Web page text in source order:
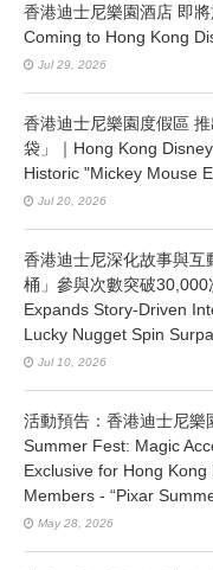
香港迪士尼樂園酒店 即
Coming to Hong Kong
Jul 29, 2026
香港迪士尼樂園度假區
袋」｜Hong Kong
Historic "Mickey Mouse
Jul 20, 2026
香港迪士尼深化故事與
桶」參與次數突破
Expands Story-Driven
Lucky Nugget Spin
Jul 10, 2026
活動預告：香港迪士尼
Summer Fest: Magic
Exclusive for Hong
Members - “Pixar
May 28, 2026